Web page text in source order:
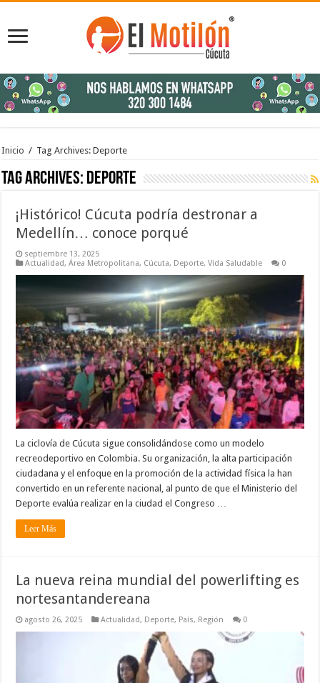
Inicio / Tag Archives: Deporte
Tag Archives: Deporte
¡Histórico! Cúcuta podría destronar a
Medellín… conoce porqué
septiembre 13, 2025
Actualidad,Área Metropolitana, Cúcuta, Deporte,Vida Saludable 0
La ciclovía de Cúcuta sigue consolidándose como un modelo
recreodeportivo en Colombia. Su organización, la alta participación
ciudadana y el enfoque en la promoción de la actividad física la han
convertido en un referente nacional, al punto de que el Ministerio del
Deporte evalúa realizar en la ciudad el Congreso …
Leer Más
La nueva reina mundial del powerlifting es
nortesantandereana
agosto 26, 2025 Actualidad, Deporte, País, Región 0